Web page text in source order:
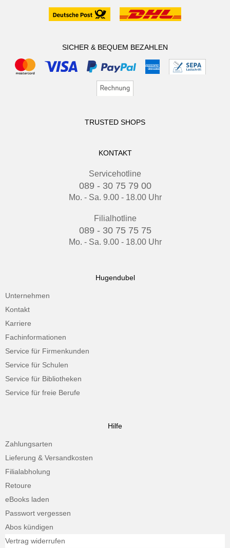
SICHER & BEQUEM BEZAHLEN
TRUSTED SHOPS
KONTAKT
Servicehotline
089 - 30 75 79 00
Mo. - Sa. 9.00 - 18.00 Uhr
Filialhotline
089 - 30 75 75 75
Mo. - Sa. 9.00 - 18.00 Uhr
Hugendubel
Unternehmen
Kontakt
Karriere
Fachinformationen
Service für Firmenkunden
Service für Schulen
Service für Bibliotheken
Service für freie Berufe
Hilfe
Zahlungsarten
Lieferung & Versandkosten
Filialabholung
Retoure
eBooks laden
Passwort vergessen
Abos kündigen
Vertrag widerrufen